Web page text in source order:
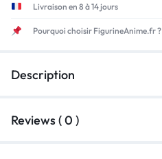
Livraison en 8 à 14 jours
Pourquoi choisir FigurineAnime.fr ?
Description
Reviews ( 0 )